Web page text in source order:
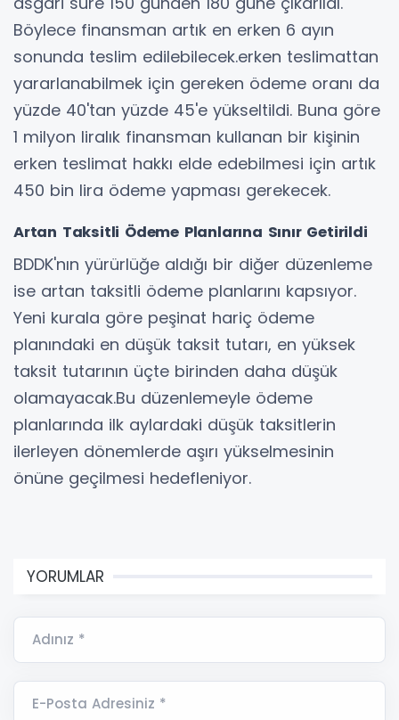
Böylece finansman artık en erken 6 ayın
sonunda teslim edilebilecek.erken teslimattan
yararlanabilmek için gereken ödeme oranı da
yüzde 40'tan yüzde 45'e yükseltildi. Buna göre
1 milyon liralık finansman kullanan bir kişinin
erken teslimat hakkı elde edebilmesi için artık
450 bin lira ödeme yapması gerekecek.
Artan Taksitli Ödeme Planlarına Sınır Getirildi
BDDK'nın yürürlüğe aldığı bir diğer düzenleme
ise artan taksitli ödeme planlarını kapsıyor.
Yeni kurala göre peşinat hariç ödeme
planındaki en düşük taksit tutarı, en yüksek
taksit tutarının üçte birinden daha düşük
olamayacak.Bu düzenlemeyle ödeme
planlarında ilk aylardaki düşük taksitlerin
ilerleyen dönemlerde aşırı yükselmesinin
önüne geçilmesi hedefleniyor.
YORUMLAR
Adınız *
E-Posta Adresiniz *